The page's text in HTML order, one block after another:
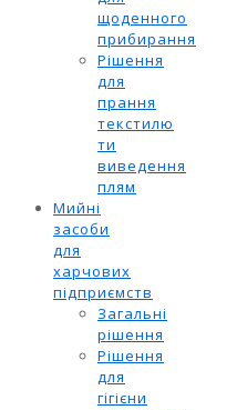
щоденного
прибирання
Рішення
для
прання
текстилю
ти
виведення
плям
Мийні
засоби
для
харчових
підприємств
Загальні
рішення
Рішення
для
гігієни